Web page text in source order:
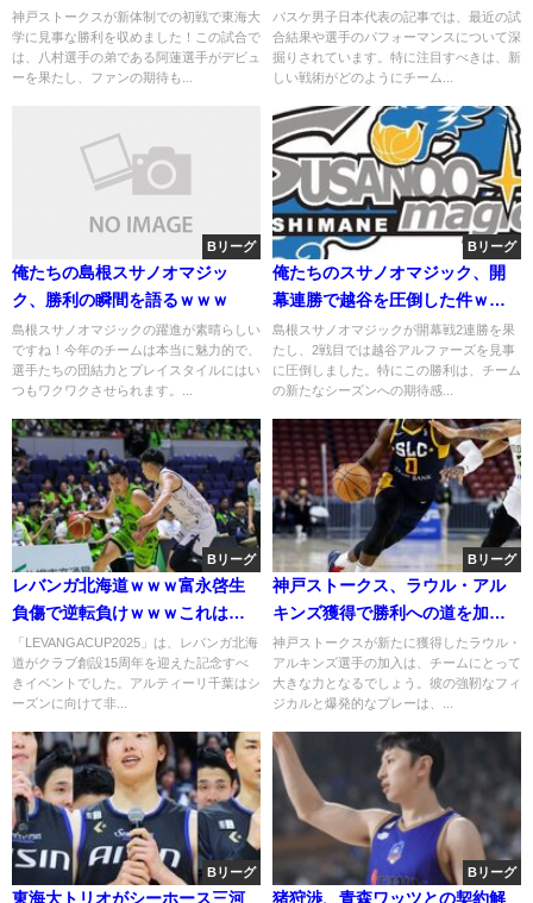
神戸ストークスが新体制での初戦で東海大
学に見事な勝利を収めました！この試合で
は、八村選手の弟である阿蓮選手がデビュ
ーを果たし、ファンの期待も...
バスケ男子日本代表の記事では、最近の試
合結果や選手のパフォーマンスについて深
掘りされています。特に注目すべきは、新
しい戦術がどのようにチーム...
Bリーグ
俺たちの島根スサノオマジッ
ク、勝利の瞬間を語るｗｗｗ
島根スサノオマジックの躍進が素晴らしい
ですね！今年のチームは本当に魅力的で、
選手たちの団結力とプレイスタイルにはい
つもワクワクさせられます。...
Bリーグ
俺たちのスサノオマジック、開
幕連勝で越谷を圧倒した件ｗｗ
ｗ
島根スサノオマジックが開幕戦2連勝を果
たし、2戦目では越谷アルファーズを見事
に圧倒しました。特にこの勝利は、チーム
の新たなシーズンへの期待感...
Bリーグ
レバンガ北海道ｗｗｗ富永啓生
負傷で逆転負けｗｗｗこれは辛
いわｗｗｗ
「LEVANGACUP2025」は、レバンガ北海
道がクラブ創設15周年を迎えた記念すべ
きイベントでした。アルティーリ千葉はシ
ーズンに向けて非...
Bリーグ
神戸ストークス、ラウル・アル
キンズ獲得で勝利への道を加速
ｗｗｗ
神戸ストークスが新たに獲得したラウル・
アルキンズ選手の加入は、チームにとって
大きな力となるでしょう。彼の強靭なフィ
ジカルと爆発的なプレーは、...
Bリーグ
東海大トリオがシーホース三河
Bリーグ
猪狩渉、青森ワッツとの契約解